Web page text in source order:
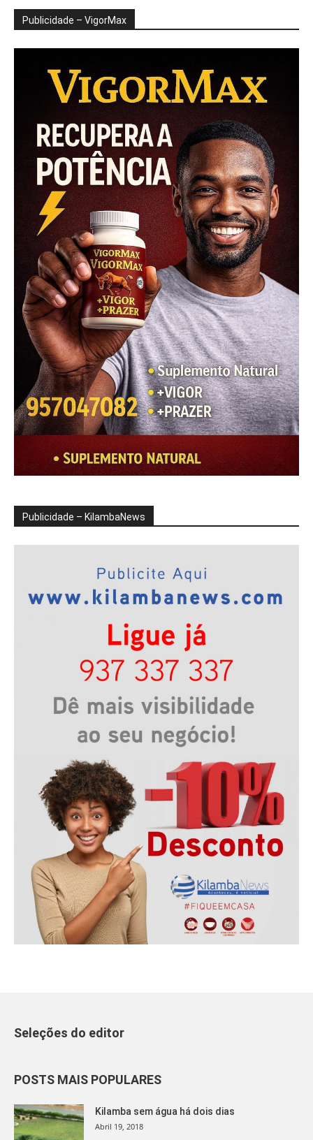
Publicidade – VigorMax
Publicidade – KilambaNews
Seleções do editor
POSTS MAIS POPULARES
Kilamba sem água há dois dias
Abril 19, 2018